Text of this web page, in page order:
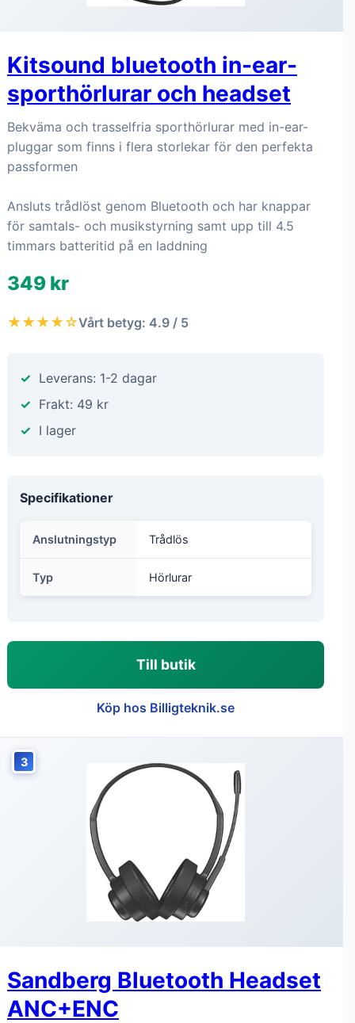
Kitsound bluetooth in-ear-
sporthörlurar och headset
Bekväma och trasselfria sporthörlurar med in-ear-
pluggar som finns i flera storlekar för den perfekta
passformen
Ansluts trådlöst genom Bluetooth och har knappar
för samtals- och musikstyrning samt upp till 4.5
timmars batteritid på en laddning
349 kr
★★★★☆Vårt betyg: 4.9 / 5
Leverans: 1-2 dagar
Frakt: 49 kr
I lager
Specifikationer
Anslutningstyp Trådlös
Typ Hörlurar
Till butik
Köp hos Billigteknik.se
3
Sandberg Bluetooth Headset
ANC+ENC